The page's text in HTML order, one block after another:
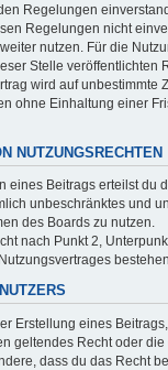
Regelungen
Regelungen nicht
nutzen. Für die
Stelle veröffentlichten
wird auf unbestimmte
ohne Einhaltung einer
NUTZUNGSRECHTEN
eines Beitrags erteilst du
unbeschränktes und
des Boards zu nutzen.
nach Punkt 2,
Erstellung eines
geltendes Recht oder
dass du das Recht